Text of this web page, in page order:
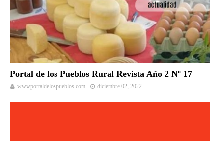
Portal de los Pueblos Rural Revista Año 2 Nº 17
wwwportaldelospueblos.com diciembre 02, 2022